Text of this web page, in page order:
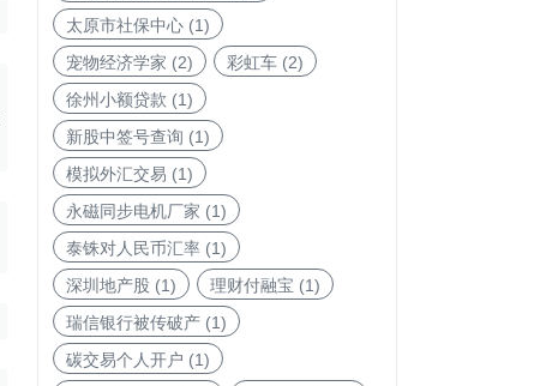
太原市社保中心(1)
宠物经济学家 (2) 彩虹车(2)
徐州小额贷款 (1)
新股中签号查询 (1)
模拟外汇交易 (1)
永磁同步电机厂家 (1)
泰铢对人民币汇率(1)
深圳地产股 (1) 理财付融宝 (1)
瑞信银行被传破产(1)
碳交易个人开户 (1)